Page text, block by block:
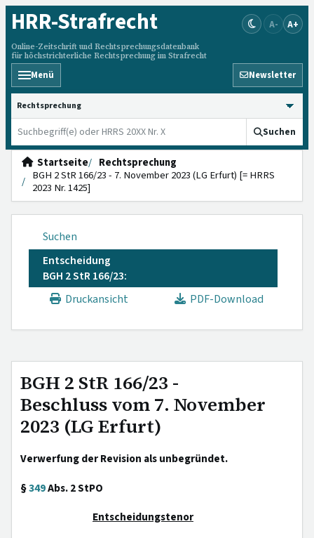
HRR-Strafrecht
Online-Zeitschrift und Rechtsprechungsdatenbank
für höchstrichterliche Rechtsprechung im Strafrecht
A- A+
Menü Newsletter
HRRS durchsuchen
Suchen
Startseite
Rechtsprechung
BGH 2 StR 166/23 - 7. November 2023 (LG Erfurt) [= HRRS
2023 Nr. 1425]
Suchen
Entscheidung
BGH 2 StR 166/23:
Druckansicht
PDF-Download
BGH 2 StR 166/23 -
Beschluss vom 7. November
2023 (LG Erfurt)
Verwerfung der Revision als unbegründet.
§349Abs. 2 StPO
Entscheidungstenor